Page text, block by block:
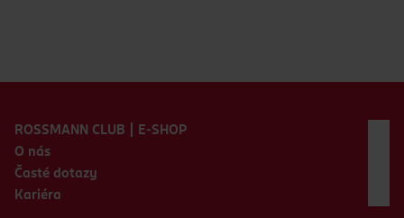
ROSSMANN CLUB | E-SHOP
O nás
Časté dotazy
Kariéra